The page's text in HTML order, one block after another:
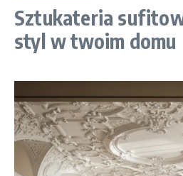
Sztukateria
styl w twoim domu